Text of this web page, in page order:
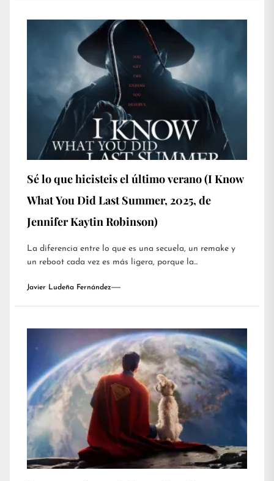
Sé lo que hicisteis el último verano (I Know
What You Did Last Summer, 2025, de
Jennifer Kaytin Robinson)
La diferencia entre lo que es una secuela, un remake y
un reboot cada vez es más ligera, porque la...
Javier Ludeña Fernández